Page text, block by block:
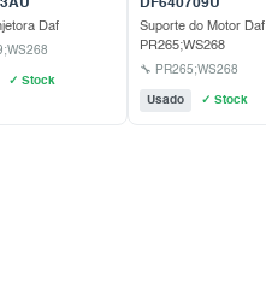
Daf
✓ Stock
DF640709U
Suporte do Motor Daf
PR265;WS268
🔧 PR265;WS268
Usado ✓ Stock